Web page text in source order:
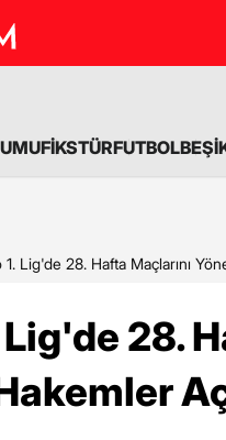
FİKSTÜRFUTBOL
Lig'de 28. Hafta Maçlarını
28.